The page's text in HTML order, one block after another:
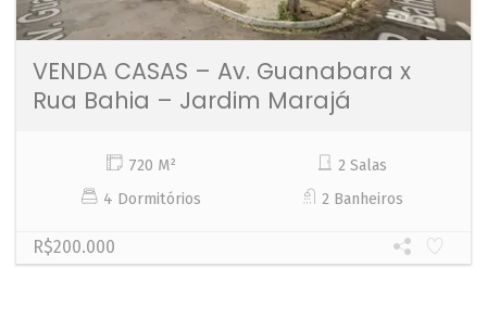
VENDA CASAS – Av. Guanabara x
Rua Bahia – Jardim Marajá
720 M²
2 Salas
4 Dormitórios
2 Banheiros
R$200.000